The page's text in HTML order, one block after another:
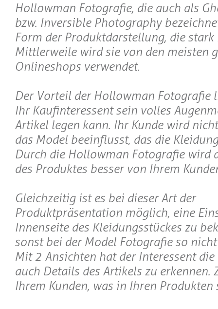
Hollowman Fotografie, die auch als
bzw. Inversible Photography
Form der Produktdarstellung, die stark
Mittlerweile wird sie von den meisten
Onlineshops verwendet.
Der Vorteil der Hollowman Fotografie
Ihr Kaufinteressent sein volles
Artikel legen kann. Ihr Kunde wird
das Model beeinflusst, das die
Durch die Hollowman Fotografie wird
des Produktes besser von Ihrem
Gleichzeitig ist es bei dieser Art der
Produktpräsentation möglich, eine
Innenseite des Kleidungsstückes zu
sonst bei der Model Fotografie so
Mit 2 Ansichten hat der Interessent
auch Details des Artikels zu erkennen.
Ihrem Kunden, was in Ihren Produkten